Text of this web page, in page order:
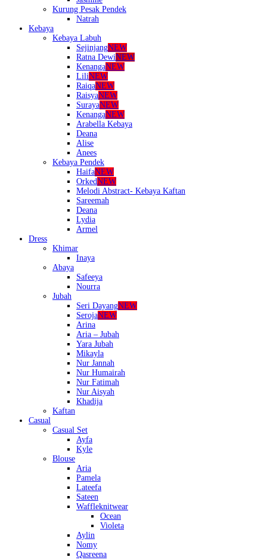
Kurung Pesak Pendek
Natrah
Kebaya
Kebaya Labuh
SejinjangNEW
Ratna DewiNEW
KenangaNEW
LiliNEW
RaiqaNEW
RaisyaNEW
SurayaNEW
KenangaNEW
Arabella Kebaya
Deana
Alise
Anees
Kebaya Pendek
HaifaNEW
OrkedNEW
Melodi Abstract- Kebaya Kaftan
Sareemah
Deana
Lydia
Armel
Dress
Khimar
Inaya
Abaya
Safeeya
Nourra
Jubah
Seri DayangNEW
SerojaNEW
Arina
Aria – Jubah
Yara Jubah
Mikayla
Nur Jannah
Nur Humairah
Nur Fatimah
Nur Aisyah
Khadija
Kaftan
Casual
Casual Set
Ayfa
Kyle
Blouse
Aria
Pamela
Lateefa
Sateen
Waffleknitwear
Ocean
Violeta
Aylin
Nomy
Qasreena